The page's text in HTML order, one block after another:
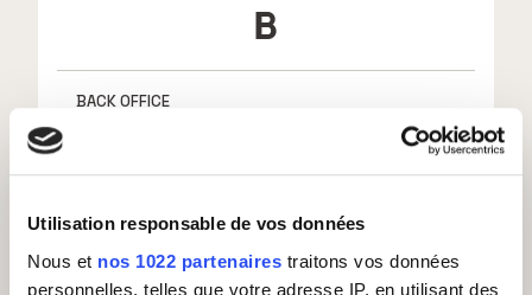
Utilisation responsable de vos données
Nous et nos 1022 partenaires traitons vos données
personnelles, telles que votre adresse IP, en utilisant des
B
BACK OFFICE
BPO : BUSINESS PROCESS OUTSOURCING